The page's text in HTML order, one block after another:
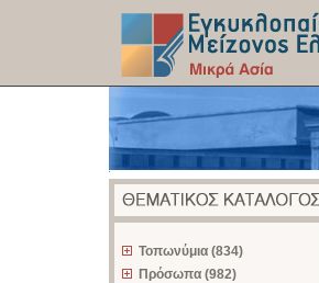
Τοπωνύμια (834)
Πρόσωπα (982)